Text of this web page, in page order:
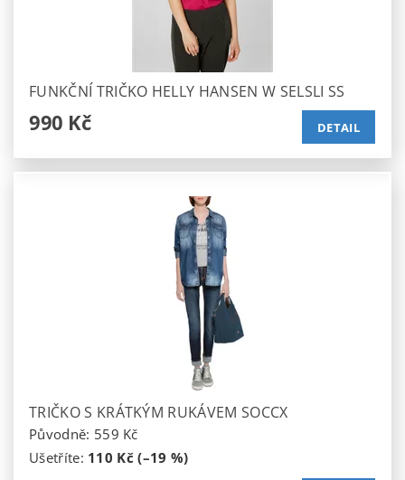
FUNKČNÍ TRIČKO HELLY HANSEN W SELSLI SS
990 Kč DETAIL
TRIČKO S KRÁTKÝM RUKÁVEM SOCCX
Původně: 559 Kč
Ušetříte: 110 Kč (–19 %)